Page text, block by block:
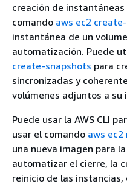
creación de instantáneas
comando aws ec2
instantánea de un
automatización. Puede
create-snapshots para
sincronizadas y
volúmenes adjuntos a su
Puede usar la AWS CLI
usar el comando aws
una nueva imagen para
automatizar el cierre, la
reinicio de las